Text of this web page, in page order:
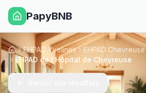
PapyBNB
AccueilEHPAD Yvelines
EHPAD Chevreuse
EHPAD de l'Hôpital de Chevreuse